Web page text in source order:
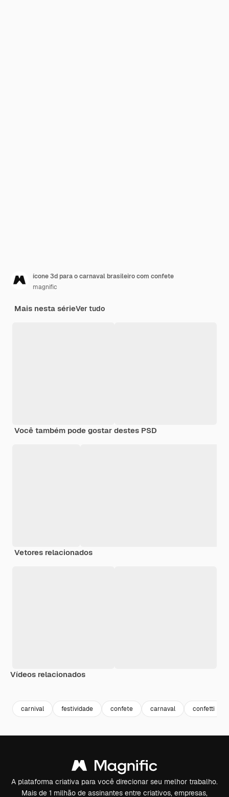
ícone 3d para o carnaval brasileiro com confete
magnific
Mais nesta sérieVer tudo
Você também pode gostar destes PSD
Vetores relacionados
Vídeos relacionados
carnival festividade confete carnaval confetti
A plataforma criativa para você direcionar seu melhor trabalho.
Mais de 1 milhão de assinantes entre criativos, empresas,